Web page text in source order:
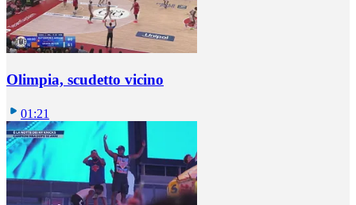
Olimpia, scudetto vicino
01:21